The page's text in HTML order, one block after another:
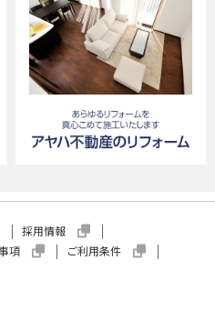
採用情報
項
ご利用条件